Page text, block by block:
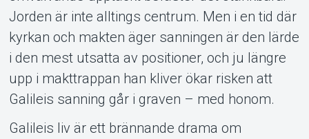
Jorden är inte alltings centrum. Men i en tid där
kyrkan och makten äger sanningen är den lärde
i den mest utsatta av positioner, och ju längre
upp i makttrappan han kliver ökar risken att
Galileis sanning går i graven – med honom.
Galileis liv är ett brännande drama om